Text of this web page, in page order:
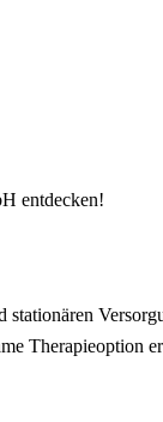
entdecken!
Therapieoption